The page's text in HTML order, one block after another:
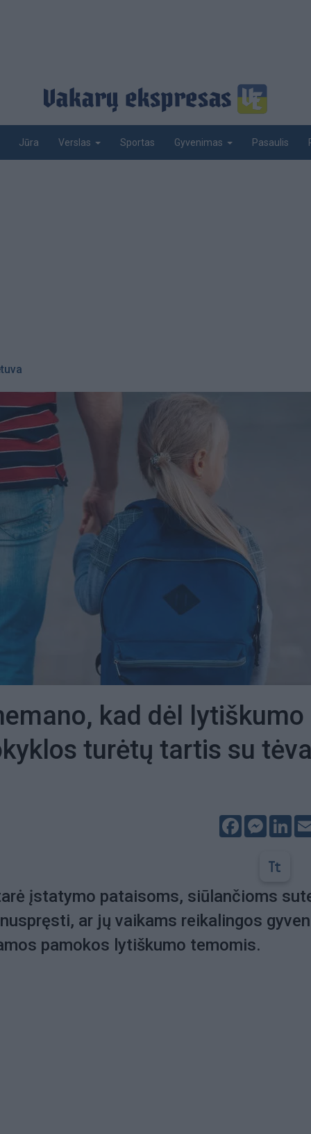
Jūra Verslas Sportas Gyvenimas Pasaulis
kad dėl lytiškumo
turėtų tartis su
Facebook
įstatymo pataisoms, siūlančioms
ar jų vaikams reikalingos
pamokos lytiškumo temomis.